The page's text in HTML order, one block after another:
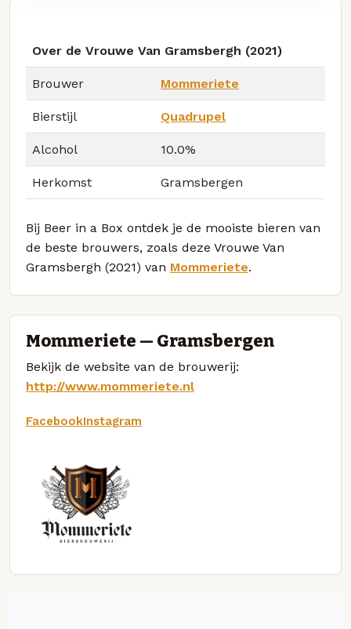
Over de Vrouwe Van Gramsbergh (2021)
Brouwer Mommeriete
Bierstijl Quadrupel
Alcohol 10.0%
Herkomst Gramsbergen
Bij Beer in a Box ontdek je de mooiste bieren van
de beste brouwers, zoals deze Vrouwe Van
Gramsbergh (2021) van Mommeriete.
Mommeriete — Gramsbergen
Bekijk de website van de brouwerij:
http://www.mommeriete.nl
FacebookInstagram